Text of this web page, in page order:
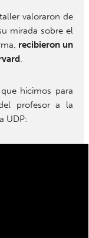
valoraron de
mirada sobre el
recibieron un
.
hicimos para
profesor a la
UDP: